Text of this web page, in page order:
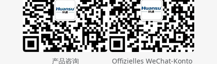
产品咨询 Offizielles WeChat-Konto